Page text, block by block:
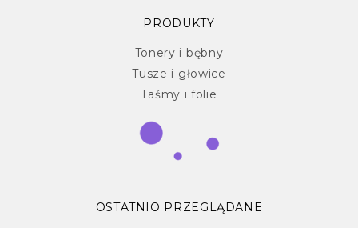
PRODUKTY
Tonery i bębny
Tusze i głowice
Taśmy i folie
OSTATNIO PRZEGLĄDANE